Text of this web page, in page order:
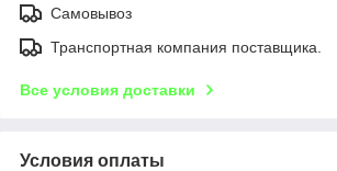
Самовывоз
Транспортная компания поставщика.
Все условия доставки
Условия оплаты